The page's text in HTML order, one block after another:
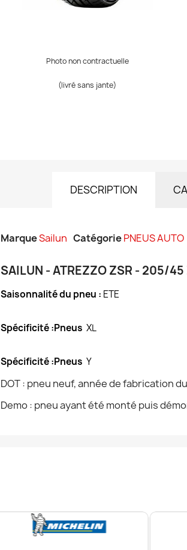
Photo non contractuelle
(livré sans jante)
DESCRIPTION
MarqueSailun CatégoriePNEUS AUTO
SAILUN - ATREZZO ZSR - 205/45
Saisonnalité du pneu : ETE
Spécificité :Pneus XL
Spécificité :Pneus Y
DOT : pneu neuf, année de fabrication
Demo : pneu ayant été monté puis